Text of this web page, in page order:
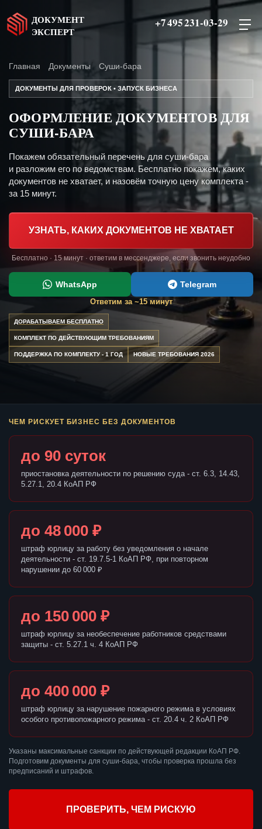
ДОКУМЕНТ
ЭКСПЕРТ
+7 495 231-03-29
Главная Документы Суши-бара
ДОКУМЕНТЫ ДЛЯ ПРОВЕРОК • ЗАПУСК БИЗНЕСА
ОФОРМЛЕНИЕ ДОКУМЕНТОВ ДЛЯ
СУШИ-БАРА
Покажем обязательный перечень для суши-бара
и разложим его по ведомствам. Бесплатно покажем, каких
документов не хватает, и назовём точную цену комплекта -
за 15 минут.
УЗНАТЬ, КАКИХ ДОКУМЕНТОВ НЕ ХВАТАЕТ
Бесплатно · 15 минут · ответим в мессенджере, если звонить неудобно
WhatsApp Telegram
Ответим за ~15 минут
ДОРАБАТЫВАЕМ БЕСПЛАТНО
КОМПЛЕКТ ПО ДЕЙСТВУЮЩИМ ТРЕБОВАНИЯМ
ПОДДЕРЖКА ПО КОМПЛЕКТУ - 1 ГОД НОВЫЕ ТРЕБОВАНИЯ 2026
ЧЕМ РИСКУЕТ БИЗНЕС БЕЗ ДОКУМЕНТОВ
до 90 суток
приостановка деятельности по решению суда - ст. 6.3, 14.43,
5.27.1, 20.4 КоАП РФ
до 48 000 ₽
штраф юрлицу за работу без уведомления о начале
деятельности - ст. 19.7.5-1 КоАП РФ, при повторном
нарушении до 60 000 ₽
до 150 000 ₽
штраф юрлицу за необеспечение работников средствами
защиты - ст. 5.27.1 ч. 4 КоАП РФ
до 400 000 ₽
штраф юрлицу за нарушение пожарного режима в условиях
особого противопожарного режима - ст. 20.4 ч. 2 КоАП РФ
Указаны максимальные санкции по действующей редакции КоАП РФ.
Подготовим документы для суши-бара, чтобы проверка прошла без
предписаний и штрафов.
ПРОВЕРИТЬ, ЧЕМ РИСКУЮ